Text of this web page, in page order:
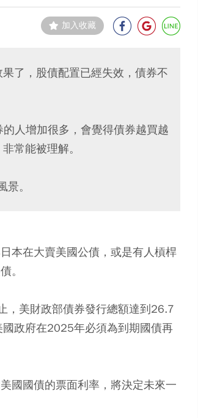
加入收藏
了，股債配置已經失效，債券不
人增加很多，會覺得債券越買越
常能被理解。
。
本在大賣美國公債，或是有人槓桿
。
，美財政部債券發行總額達到26.7
政府在2025年必須為到期國債再
國國債的票面利率，將決定未來一